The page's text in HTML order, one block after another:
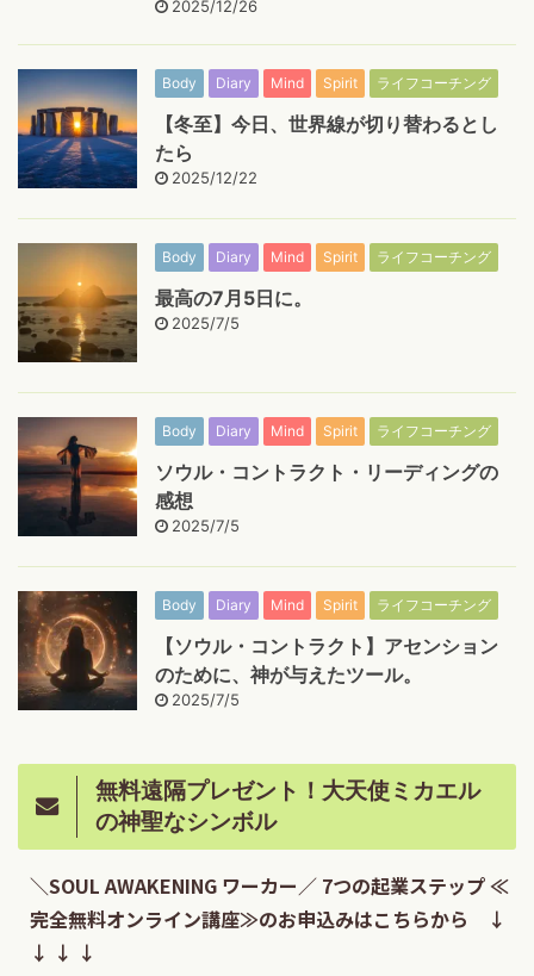
2025/12/26
Body Diary Mind Spirit ライフコーチング
【冬至】今日、世界線が切り替わるとし
たら
2025/12/22
Body Diary Mind Spirit ライフコーチング
最高の7月5日に。
2025/7/5
Body Diary Mind Spirit ライフコーチング
ソウル・コントラクト・リーディングの
感想
2025/7/5
Body Diary Mind Spirit ライフコーチング
【ソウル・コントラクト】アセンション
のために、神が与えたツール。
2025/7/5
無料遠隔プレゼント！大天使ミカエル
の神聖なシンボル
＼SOUL AWAKENING ワーカー／ 7つの起業ステップ ≪
完全無料オンライン講座≫のお申込みはこちらから ↓
↓ ↓ ↓